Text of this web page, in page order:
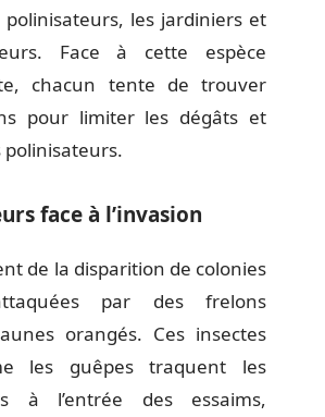
polinisateurs, les jardiniers et
Face à cette espèce
chacun tente de trouver
pour limiter les dégâts et
face à l’invasion
de la disparition de colonies
par des frelons
orangés. Ces insectes
les guêpes traquent les
à l’entrée des essaims,